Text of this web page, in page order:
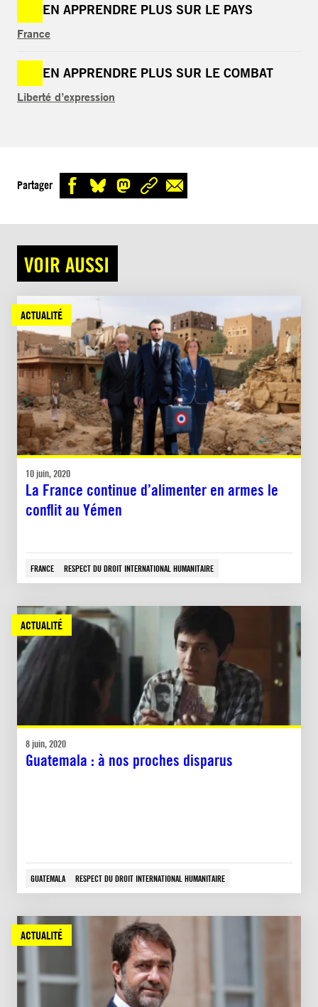
EN APPRENDRE PLUS SUR LE PAYS
France
EN APPRENDRE PLUS SUR LE COMBAT
Liberté d’expression
Partager
VOIR AUSSI
ACTUALITÉ
10 juin, 2020
La France continue d’alimenter en armes le
conflit au Yémen
FRANCE RESPECT DU DROIT INTERNATIONAL HUMANITAIRE
ACTUALITÉ
8 juin, 2020
Guatemala : à nos proches disparus
GUATEMALA RESPECT DU DROIT INTERNATIONAL HUMANITAIRE
ACTUALITÉ